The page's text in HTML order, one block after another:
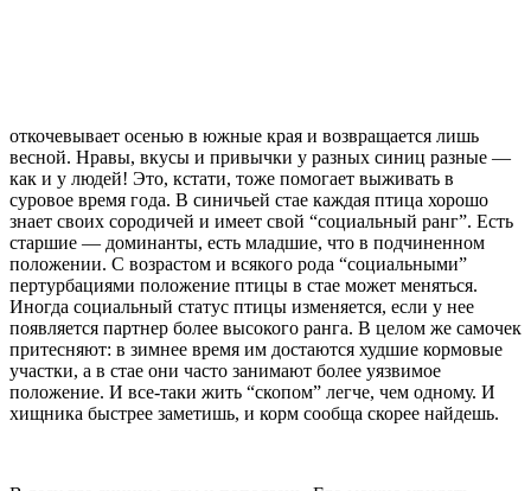
откочевывает осенью в южные края и возвращается лишь
весной. Нравы, вкусы и привычки у разных синиц разные —
как и у людей! Это, кстати, тоже помогает выживать в
суровое время года. В синичьей стае каждая птица хорошо
знает своих сородичей и имеет свой “социальный ранг”. Есть
старшие — доминанты, есть младшие, что в подчиненном
положении. С возрастом и всякого рода “социальными”
пертурбациями положение птицы в стае может меняться.
Иногда социальный статус птицы изменяется, если у нее
появляется партнер более высокого ранга. В целом же самочек
притесняют: в зимнее время им достаются худшие кормовые
участки, а в стае они часто занимают более уязвимое
положение. И все-таки жить “скопом” легче, чем одному. И
хищника быстрее заметишь, и корм сообща скорее найдешь.